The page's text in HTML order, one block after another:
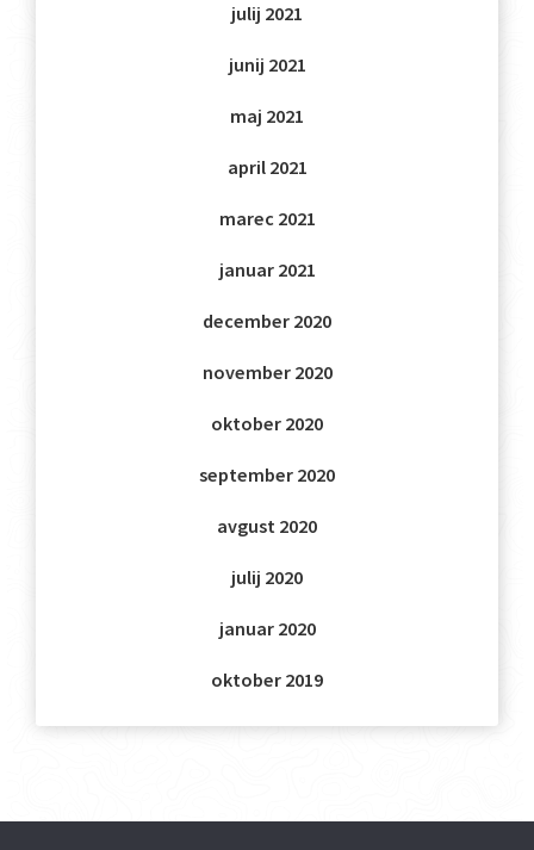
julij 2021
junij 2021
maj 2021
april 2021
marec 2021
januar 2021
december 2020
november 2020
oktober 2020
september 2020
avgust 2020
julij 2020
januar 2020
oktober 2019